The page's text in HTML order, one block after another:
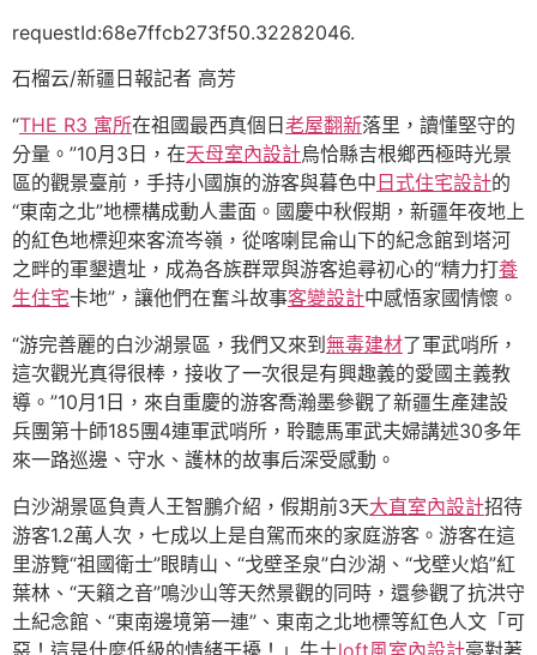
requestId:68e7ffcb273f50.32282046.
石榴云/新疆日報記者 高芳
“THE R3 寓所在祖國最西真個日 老屋翻新落里，讀懂堅守的
分量。”10月3日，在天母室內設計烏恰縣吉根鄉西極時光景
區的觀景臺前，手持小國旗的游客與暮色中 日式住宅設計的
“東南之北”地標構成動人畫面。國慶中秋假期，新疆年夜地上
的紅色地標迎來客流岑嶺，從喀喇昆侖山下的紀念館到塔河
之畔的軍墾遺址，成為各族群眾與游客追尋初心的“精力打養
生住宅卡地”，讓他們在奮斗故事客變設計中感悟家國情懷。
“游完善麗的白沙湖景區，我們又來到 無毒建材了軍武哨所，
這次觀光真得很棒，接收了一次很是有興趣義的愛國主義教
導。”10月1日，來自重慶的游客喬瀚墨參觀了新疆生產建設
兵團第十師185團4連軍武哨所，聆聽馬軍武夫婦講述30多年
來一路巡邊、守水、護林的故事后深受感動。
白沙湖景區負責人王智鵬介紹，假期前3天大直室內設計招待
游客1.2萬人次，七成以上是自駕而來的家庭游客。游客在這
里游覽“祖國衛士”眼睛山、“戈壁圣泉”白沙湖、“戈壁火焰”紅
葉林、“天籟之音”鳴沙山等天然景觀的同時，還參觀了抗洪守
土紀念館、“東南邊境第一連”、東南之北地標等紅色人文「可